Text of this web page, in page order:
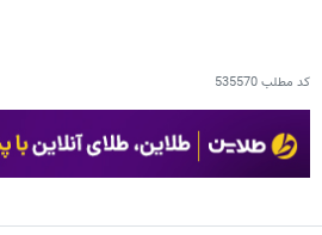
کد مطلب535570